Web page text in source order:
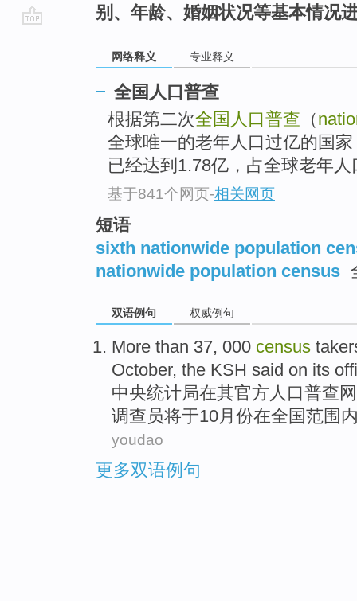
别、年龄、婚姻状况等基本情况
网络释义 专业释义
全国人口普查
根据第二次全国人口普查 （
全球唯一的老年人口过亿的国
已经达到1.78亿，占全球老年
基于841个网页-相关网页
短语
sixth nationwide population
nationwide population census
双语例句 权威例句
More than 37, 000 census
October, the KSH said on its
中央统计局在其官方 人口普查
调查员将于10月份在全国范围
youdao
更多双语例句